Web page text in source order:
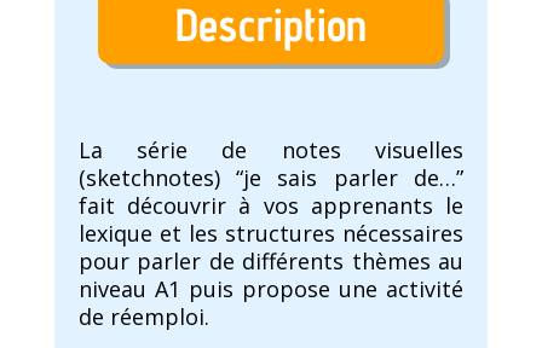
Description
La série de notes visuelles
(sketchnotes) “je sais parler de…”
fait découvrir à vos apprenants le
lexique et les structures nécessaires
pour parler de différents thèmes au
niveau A1 puis propose une activité
de réemploi.